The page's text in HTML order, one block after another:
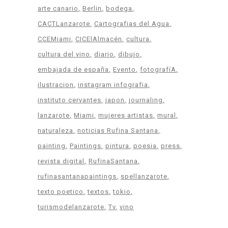
arte canario Berlin
bodega
CACTLanzarote
Cartografias del Agua
CCEMiami
CICElAlmacén
cultura
cultura del vino
diario
dibujo
embajada de españa
Evento
fotografíA
ilustracion
instagram infografia
instituto cervantes japon
journaling
lanzarote Miami mujeres artistas mural
naturaleza
noticias Rufina Santana
painting
Paintings pintura poesia
press
revista digital
RufinaSantana
rufinasantanapaintings
spellanzarote
texto poetico
textos tokio
turismodelanzarote Tv vino